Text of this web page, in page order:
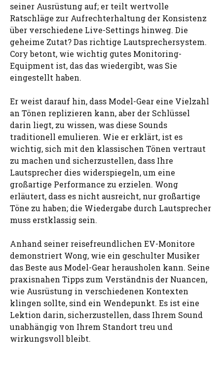
seiner Ausrüstung auf; er teilt wertvolle
Ratschläge zur Aufrechterhaltung der Konsistenz
über verschiedene Live-Settings hinweg. Die
geheime Zutat? Das richtige Lautsprechersystem.
Cory betont, wie wichtig gutes Monitoring-
Equipment ist, das das wiedergibt, was Sie
eingestellt haben.
Er weist darauf hin, dass Model-Gear eine Vielzahl
an Tönen replizieren kann, aber der Schlüssel
darin liegt, zu wissen, was diese Sounds
traditionell emulieren. Wie er erklärt, ist es
wichtig, sich mit den klassischen Tönen vertraut
zu machen und sicherzustellen, dass Ihre
Lautsprecher dies widerspiegeln, um eine
großartige Performance zu erzielen. Wong
erläutert, dass es nicht ausreicht, nur großartige
Töne zu haben; die Wiedergabe durch Lautsprecher
muss erstklassig sein.
Anhand seiner reisefreundlichen EV-Monitore
demonstriert Wong, wie ein geschulter Musiker
das Beste aus Model-Gear herausholen kann. Seine
praxisnahen Tipps zum Verständnis der Nuancen,
wie Ausrüstung in verschiedenen Kontexten
klingen sollte, sind ein Wendepunkt. Es ist eine
Lektion darin, sicherzustellen, dass Ihrem Sound
unabhängig von Ihrem Standort treu und
wirkungsvoll bleibt.